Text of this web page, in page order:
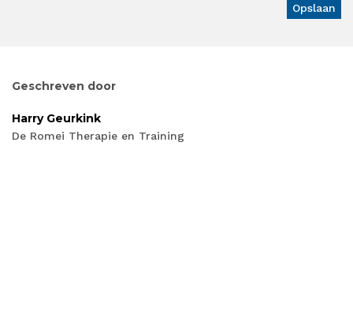
Geschreven door
Harry Geurkink
De Romei Therapie en Training